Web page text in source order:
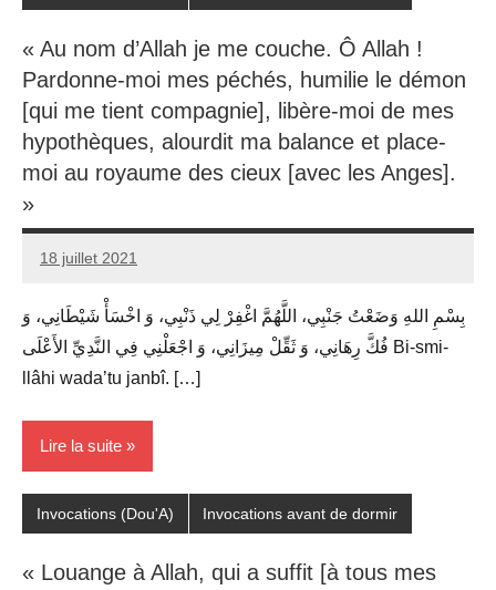
« Au nom d’Allah je me couche. Ô Allah !
Pardonne-moi mes péchés, humilie le démon
[qui me tient compagnie], libère-moi de mes
hypothèques, alourdit ma balance et place-
moi au royaume des cieux [avec les Anges].
»
18 juillet 2021
prieres
بِسْمِ اللهِ وَضَعْتُ جَنْبِي، اللَّهُمَّ اغْفِرْ لِي ذَنْبِي، وَ اخْسَأْ شَيْطَانِي، وَ
فُكَّ رِهَانِي، وَ ثَقِّلْ مِيزَانِي، وَ اجْعَلْنِي فِي النَّدِيِّ الأَعْلَى Bi-smi-
llâhi wada’tu janbî. […]
Lire la suite
Invocations (Dou'A) Invocations avant de dormir
« Louange à Allah, qui a suffit [à tous mes